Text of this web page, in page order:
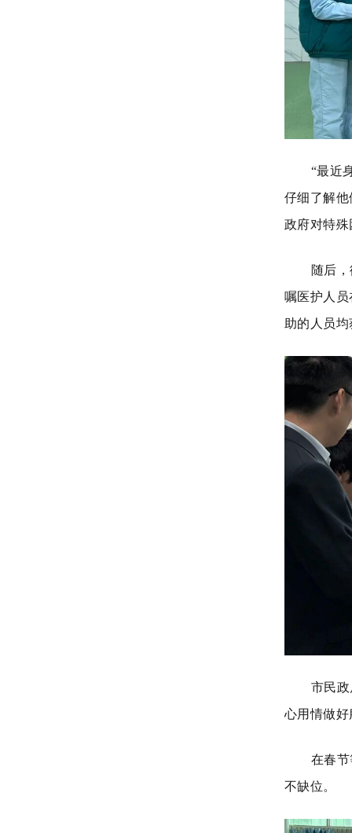
“最近
仔细了解
政府对特
随后
嘱医护人
助的人员
市民
心用情做
在春
不缺位。